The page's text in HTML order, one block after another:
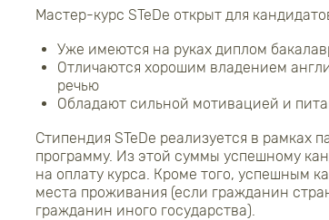
Мастер-курс STeDe открыт для
Уже имеются на руках диплом
Отличаются хорошим владением
речью
Обладают сильной мотивацией и
Стипендия STeDe реализуется в рамках
программу. Из этой суммы успешному
на оплату курса. Кроме того, успешным
места проживания (если гражданин
гражданин иного государства).